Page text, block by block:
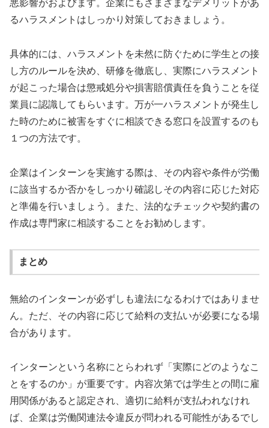
悪影響がおよびます。企業にもさまざまなデメリットがあ
るハラスメントはしっかり対策しておきましょう。
具体的には、ハラスメントを未然に防ぐために学生との接
し方のルールを決め、研修を徹底し、実際にハラスメント
が起こった場合は懲戒処分や損害賠償責任を負うことを従
業員に認識してもらいます。万が一ハラスメントが発生し
た時のために被害をすぐに相談できる窓口を設置するのも
１つの方法です。
企業はインターンを実施する際は、その内容や条件が労働
に該当するか否かをしっかり確認しその内容に応じた対応
と準備を行いましょう。また、法的なチェックや契約書の
作成は専門家に相談することをお勧めします。
まとめ
無給のインターンが必ずしも違法になるわけではありませ
ん。ただ、その内容に応じて給料の支払いが必要になる場
合があります。
インターンという名称にとらわれず「実際にどのようなこ
とをするのか」が重要です。内容次第では学生との間に雇
用関係があると認定され、適切に給料が支払われなけれ
ば、企業は労働関連法令違反が問われる可能性があるでし